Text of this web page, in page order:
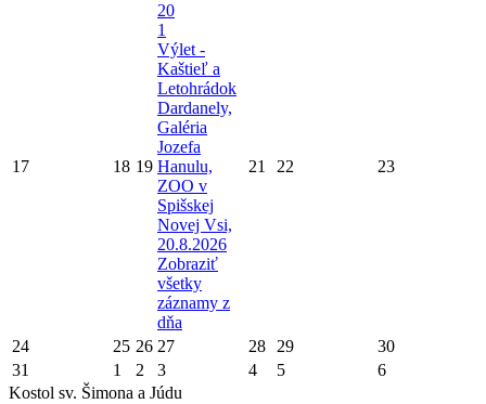
17 18 19
20
1
Výlet -
Kaštieľ a
Letohrádok
Dardanely,
Galéria
Jozefa
Hanulu,
ZOO v
Spišskej
Novej Vsi,
20.8.2026
Zobraziť
všetky
záznamy z
dňa
21 22 23
24 25 26 27 28 29
30
31
1 2 3 4 5
6
Kostol sv. Šimona a Júdu